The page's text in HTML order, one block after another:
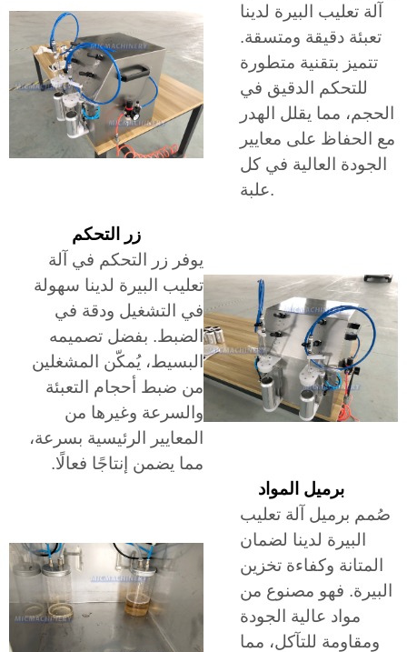
آلة تعليب البيرة لدينا
تعبئة دقيقة ومتسقة.
تتميز بتقنية متطورة
للتحكم الدقيق في
الحجم، مما يقلل الهدر
مع الحفاظ على معايير
الجودة العالية في كل
علبة.
زر التحكم
يوفر زر التحكم في آلة
تعليب البيرة لدينا سهولة
في التشغيل ودقة في
الضبط. بفضل تصميمه
البسيط، يُمكّن المشغلين
من ضبط أحجام التعبئة
والسرعة وغيرها من
المعايير الرئيسية بسرعة،
مما يضمن إنتاجًا فعالًا.
برميل المواد
صُمم برميل آلة تعليب
البيرة لدينا لضمان
المتانة وكفاءة تخزين
البيرة. فهو مصنوع من
مواد عالية الجودة
ومقاومة للتآكل، مما